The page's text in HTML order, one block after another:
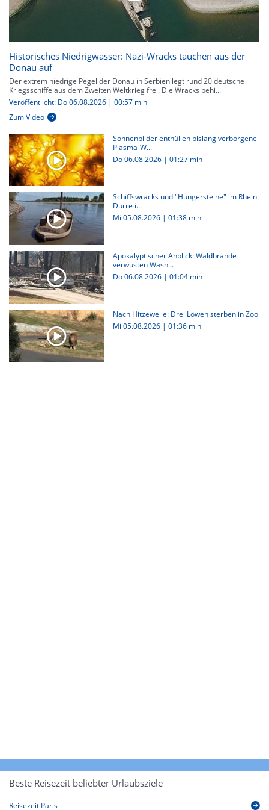
Historisches Niedrigwasser: Nazi-Wracks tauchen aus der
Donau auf
Der extrem niedrige Pegel der Donau in Serbien legt rund 20 deutsche
Kriegsschiffe aus dem Zweiten Weltkrieg frei. Die Wracks behi...
Veröffentlicht: Do 06.08.2026 | 00:57 min
Zum Video
Sonnenbilder enthüllen bislang verborgene
Plasma-W...
Do 06.08.2026 | 01:27 min
Schiffswracks und "Hungersteine" im Rhein:
Dürre i...
Mi 05.08.2026 | 01:38 min
Apokalyptischer Anblick: Waldbrände
verwüsten Wash...
Do 06.08.2026 | 01:04 min
Nach Hitzewelle: Drei Löwen sterben in Zoo
Mi 05.08.2026 | 01:36 min
Beste Reisezeit beliebter Urlaubsziele
Reisezeit Paris